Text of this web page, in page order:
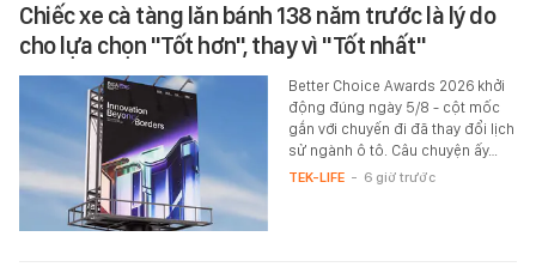
Chiếc xe cà tàng lăn bánh 138 năm trước là lý do
cho lựa chọn "Tốt hơn", thay vì "Tốt nhất"
Better Choice Awards 2026 khởi
động đúng ngày 5/8 - cột mốc
gắn với chuyến đi đã thay đổi lịch
sử ngành ô tô. Câu chuyện ấy…
TEK-LIFE - 6 giờ trước